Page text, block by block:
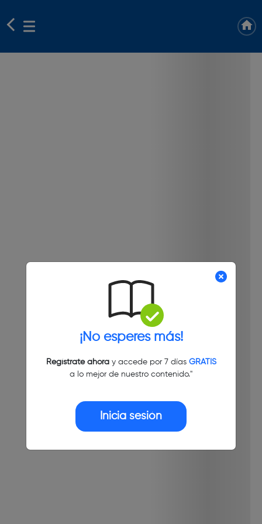
¡No esperes más!
Regístrate ahoray accede por 7 días GRATIS
a lo mejor de nuestro contenido."
Inicia sesión